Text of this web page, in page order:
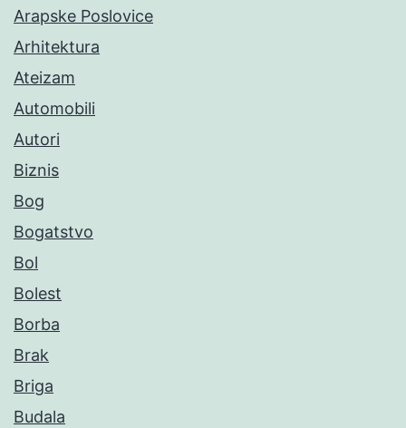
Arapske Poslovice
Arhitektura
Ateizam
Automobili
Autori
Biznis
Bog
Bogatstvo
Bol
Bolest
Borba
Brak
Briga
Budala